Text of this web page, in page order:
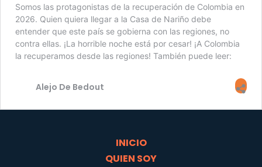
Somos las protagonistas de la recuperación de Colombia en
2026. Quien quiera llegar a la Casa de Nariño debe
entender que este país se gobierna con las regiones, no
contra ellas. ¡La horrible noche está por cesar! ¡A Colombia
la recuperamos desde las regiones! También puede leer:
Alejo De Bedout
INICIO
QUIEN SOY